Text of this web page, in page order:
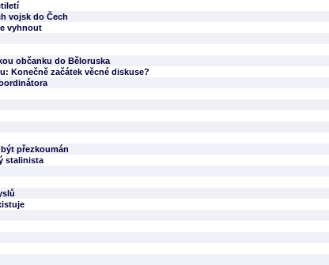
vojsk do Čech
vyhnout
občanku do Běloruska
Konečně začátek věcné diskuse?
přezkoumán
stalinista